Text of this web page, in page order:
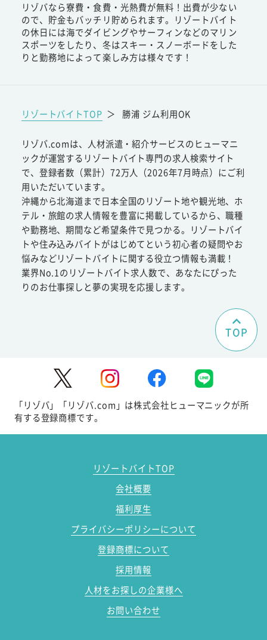
リゾバなら寮費・食費・光熱費が無料！出費が少ない
ので、貯金もバッチリ貯められます。リゾートバイト
の休日には海でダイビングやサーフィンなどのマリン
スポーツをしたり、冬はスキー・スノーボードをした
りと勤務地によって楽しみ方は様々です！
リゾートバイトTOP ＞ 勝浦 ジム利用OK
リゾバ.comは、人材派遣・紹介サービスのヒューマニ
ックが運営するリゾートバイト専門の求人検索サイト
で、登録者数（累計）72万人（2026年7月時点）にご利
用いただいています。
沖縄から北海道まで日本全国のリゾート地や観光地、ホ
テル・旅館の求人情報を豊富に掲載しているから、職種
や勤務地、期間など希望条件で見つかる。リゾートバイ
トや住み込みバイトがはじめてという初心者の疑問やお
悩みなどリゾートバイトに関する役立つ情報も満載！
業界No.1のリゾートバイト求人数で、あなたにぴった
りのお仕事探しと夢の実現を応援します。
TOP
「リゾバ」「リゾバ.com」は株式会社ヒューマニックが所
有する登録商標です。
リゾートバイトTOP
会社概要
福利厚生
プライバシーポリシーについて
登録商標について
採用情報
人材をお探しの企業様へ
お問い合わせ